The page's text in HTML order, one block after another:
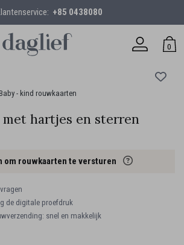
+85 0438080
0
Baby - kind rouwkaarten
hartjes en sterren
om rouwkaarten te versturen
de digitale proefdruk
snel en makkelijk